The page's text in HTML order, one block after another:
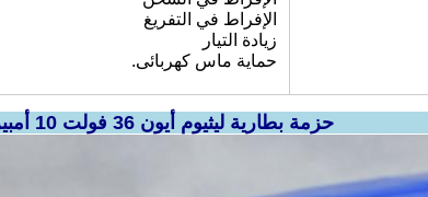
الإفراط في التفريغ
زيادة التيار
حماية ماس كهربائى.